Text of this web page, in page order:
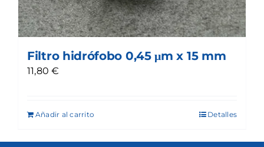
Filtro hidrófobo 0,45 μm x 15 mm
11,80€
Añadir al carrito Detalles